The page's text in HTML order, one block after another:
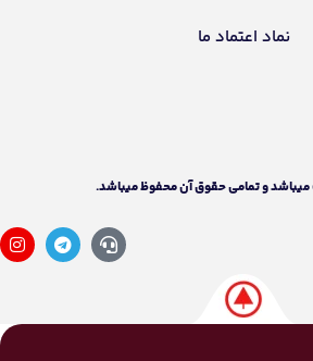
نماد اعتماد ما
و تمامی حقوق آن محفوظ ميباشد.